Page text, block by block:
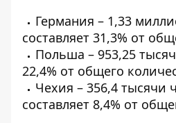
Германия – 1,33
составляет 31,3% от
Польша – 953,25
22,4% от общего
Чехия – 356,4 тысячи
составляет 8,4% от